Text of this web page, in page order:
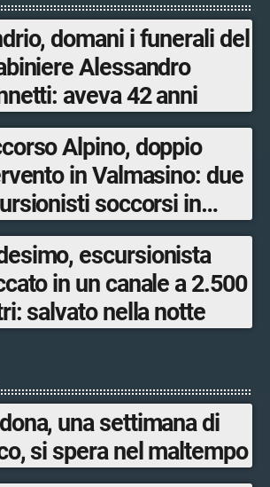
domani i funerali del
Alessandro
aveva 42 anni
Alpino, doppio
in Valmasino: due
soccorsi in
ore
escursionista
in un canale a 2.500
salvato nella notte
una settimana di
si spera nel maltempo